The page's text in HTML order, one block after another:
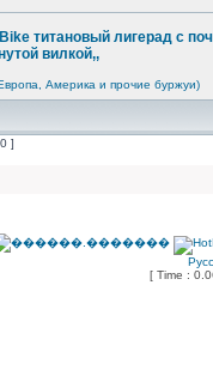
титановый лигерад с
вилкой,,
Америка и прочие буржуи)
]
[ Time :